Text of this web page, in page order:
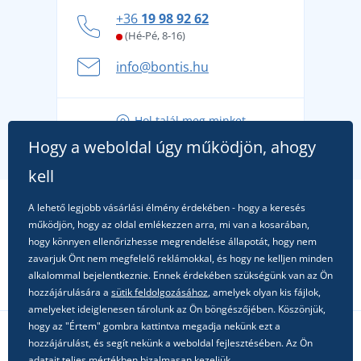
kényelmesen és biztonságosan
A nyári kaland a csomagolással kezdődik - készüljön
fel a gondtalan nyaralásra
alkalomra!
+36 19 98 92 62
(Hé-Pé, 8-16)
info@bontis.hu
Hol talál meg minket
Kövessen minket a közösségi hálózatokon
Hogy a weboldal úgy működjön, ahogy
kell
A lehető legjobb vásárlási élmény érdekében - hogy a keresés
működjön, hogy az oldal emlékezzen arra, mi van a kosarában,
hogy könnyen ellenőrizhesse megrendelése állapotát, hogy nem
zavarjuk Önt nem megfelelő reklámokkal, és hogy ne kelljen minden
alkalommal bejelentkeznie. Ennek érdekében szükségünk van az Ön
hozzájárulására a sütik feldolgozásához, amelyek olyan kis fájlok,
amelyeket ideiglenesen tárolunk az Ön böngészőjében. Köszönjük,
hogy az "Értem" gombra kattintva megadja nekünk ezt a
hozzájárulást, és segít nekünk a weboldal fejlesztésében. Az Ön